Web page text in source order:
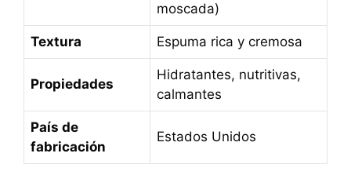
moscada)
Textura Espuma rica y cremosa
Propiedades
Hidratantes, nutritivas,
calmantes
País de
fabricación
Estados Unidos